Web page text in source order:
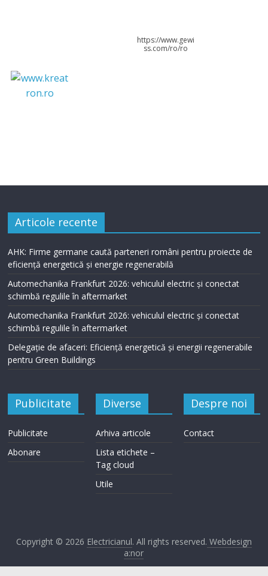
https://www.gewi
ss.com/ro/ro
Articole recente
AHK: Firme germane caută parteneri români pentru proiecte de
eficiență energetică și energie regenerabilă
Automechanika Frankfurt 2026: vehiculul electric și conectat
schimbă regulile în aftermarket
Automechanika Frankfurt 2026: vehiculul electric și conectat
schimbă regulile în aftermarket
Delegație de afaceri: Eficiență energetică și energii regenerabile
pentru Green Buildings
Publicitate
Publicitate
Abonare
Diverse
Arhiva articole
Lista etichete –
Tag cloud
Utile
Despre noi
Contact
Copyright © 2026 Electricianul. All rights reserved. Webdesign
a:nor